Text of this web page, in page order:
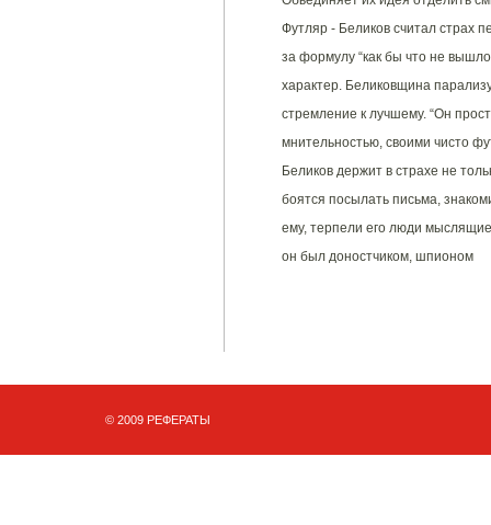
Футляр - Беликов считал страх
за формулу “как бы что не
характер. Беликовщина
стремление к лучшему. “Он
мнительностью, своими чисто
Беликов держит в страхе не
боятся посылать письма,
ему, терпели его люди
он был доностчиком, шпионом
© 2009 РЕФЕРАТЫ